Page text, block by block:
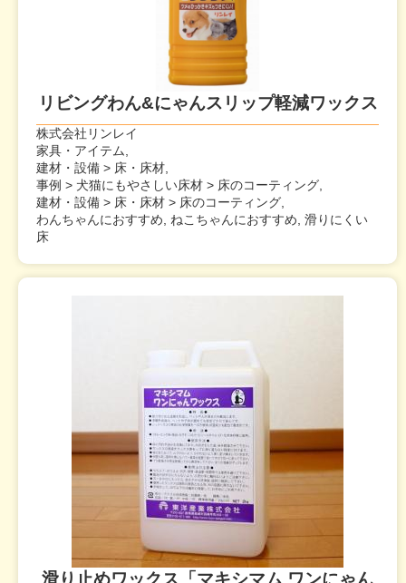
リビングわん&にゃんスリップ軽減ワックス
株式会社リンレイ
家具・アイテム,
建材・設備 > 床・床材,
事例 > 犬猫にもやさしい床材 > 床のコーティング,
建材・設備 > 床・床材 > 床のコーティング,
わんちゃんにおすすめ, ねこちゃんにおすすめ, 滑りにくい
床
滑り止めワックス「マキシマム ワンにゃん